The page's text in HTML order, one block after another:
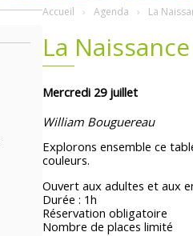
Accueil Agenda La
La
Mercredi 29 juillet
William Bouguereau
Explorons ensemble ce
couleurs.
Ouvert aux adultes et aux
Durée : 1h
Réservation obligatoire
Nombre de places limité